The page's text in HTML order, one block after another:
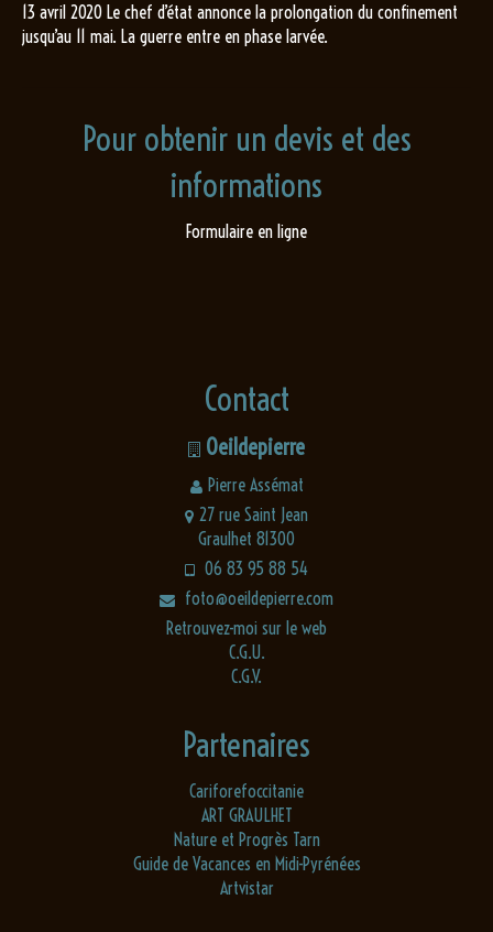
13 avril 2020 Le chef d’état annonce la prolongation du confinement
jusqu’au 11 mai. La guerre entre en phase larvée.
Pour obtenir un devis et des
informations
Formulaire en ligne
Contact
Oeildepierre
Pierre Assémat
27 rue Saint Jean
Graulhet 81300
06 83 95 88 54
foto@oeildepierre.com
Retrouvez-moi sur le web
C.G.U.
C.G.V.
Partenaires
Cariforefoccitanie
ART GRAULHET
Nature et Progrès Tarn
Guide de Vacances en Midi-Pyrénées
Artvistar